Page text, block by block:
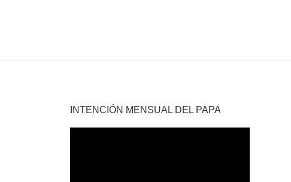
INTENCIÓN MENSUAL DEL PAPA